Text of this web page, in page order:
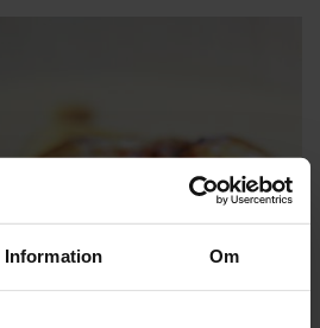
Information Om